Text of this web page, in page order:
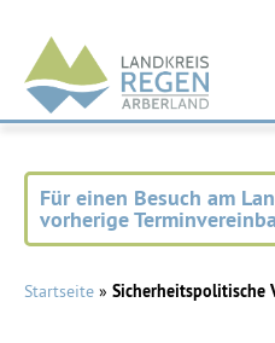
Landkreis
Regen
Für einen Besuch am
vorherige
Startseite » Sicherheitspolitische